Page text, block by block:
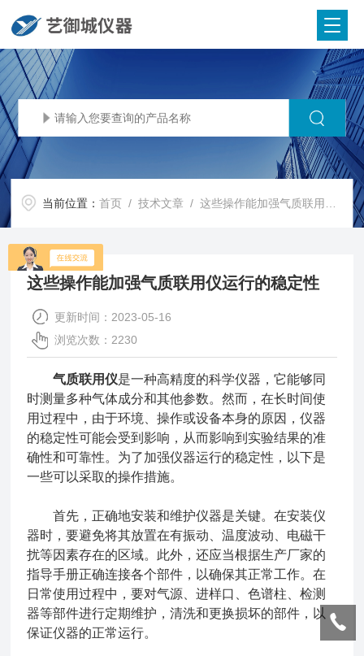
当前位置：首页 /技术文章 / 这些操作能加强气质联用仪运行的稳定性
这些操作能加强气质联用仪运行的稳定性
更新时间：2023-05-16
浏览次数：2230
气质联用仪是一种高精度的科学仪器，它能够同
时测量多种气体成分和其他参数。然而，在长时间使
用过程中，由于环境、操作或设备本身的原因，仪器
的稳定性可能会受到影响，从而影响到实验结果的准
确性和可靠性。为了加强仪器运行的稳定性，以下是
一些可以采取的操作措施。
首先，正确地安装和维护仪器是关键。在安装仪
器时，要避免将其放置在有振动、温度波动、电磁干
扰等因素存在的区域。此外，还应当根据生产厂家的
指导手册正确连接各个部件，以确保其正常工作。在
日常使用过程中，要对气源、进样口、色谱柱、检测
器等部件进行定期维护，清洗和更换损坏的部件，以
保证仪器的正常运行。